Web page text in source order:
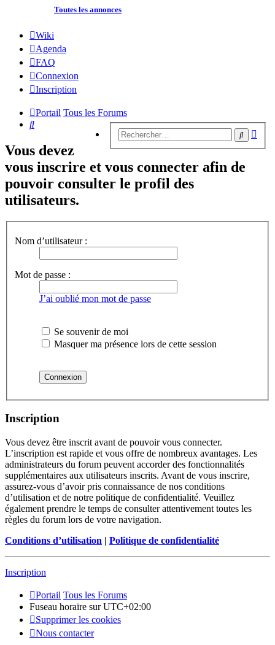
Toutes les annonces
Wiki
Agenda
FAQ
Connexion
Inscription
Portail Tous les Forums
Rechercher
Vous devez
vous inscrire et vous connecter afin de
pouvoir consulter le profil des
utilisateurs.
Nom d’utilisateur :
Mot de passe :
J’ai oublié mon mot de passe
Se souvenir de moi
Masquer ma présence lors de cette session
Inscription
Vous devez être inscrit avant de pouvoir vous connecter.
L’inscription est rapide et vous offre de nombreux avantages. Les
administrateurs du forum peuvent accorder des fonctionnalités
supplémentaires aux utilisateurs inscrits. Avant de vous inscrire,
assurez-vous d’avoir pris connaissance de nos conditions
d’utilisation et de notre politique de confidentialité. Veuillez
également prendre le temps de consulter attentivement toutes les
règles du forum lors de votre navigation.
Conditions d’utilisation | Politique de confidentialité
Inscription
Portail Tous les Forums
Fuseau horaire surUTC+02:00
Supprimer les cookies
Nous contacter